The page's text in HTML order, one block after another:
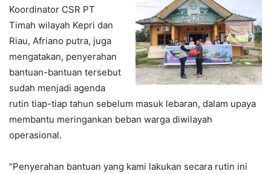
Koordinator CSR PT
Timah wilayah Kepri dan
Riau, Afriano putra, juga
mengatakan, penyerahan
bantuan-bantuan tersebut
sudah menjadi agenda
rutin tiap-tiap tahun sebelum masuk lebaran, dalam upaya
membantu meringankan beban warga diwilayah
operasional.
“Penyerahan bantuan yang kami lakukan secara rutin ini